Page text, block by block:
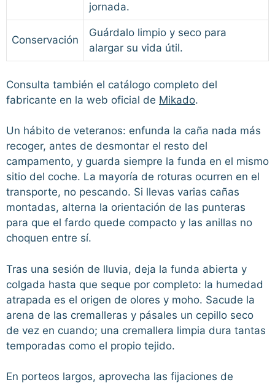
jornada.
Conservación
Guárdalo limpio y seco para
alargar su vida útil.
Consulta también el catálogo completo del
fabricante en la web oficial de Mikado.
Un hábito de veteranos: enfunda la caña nada más
recoger, antes de desmontar el resto del
campamento, y guarda siempre la funda en el mismo
sitio del coche. La mayoría de roturas ocurren en el
transporte, no pescando. Si llevas varias cañas
montadas, alterna la orientación de las punteras
para que el fardo quede compacto y las anillas no
choquen entre sí.
Tras una sesión de lluvia, deja la funda abierta y
colgada hasta que seque por completo: la humedad
atrapada es el origen de olores y moho. Sacude la
arena de las cremalleras y pásales un cepillo seco
de vez en cuando; una cremallera limpia dura tantas
temporadas como el propio tejido.
En porteos largos, aprovecha las fijaciones de